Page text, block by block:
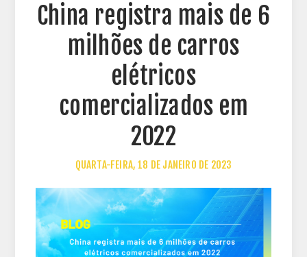
China registra mais de 6
milhões de carros
elétricos
comercializados em
2022
QUARTA-FEIRA, 18 DE JANEIRO DE 2023